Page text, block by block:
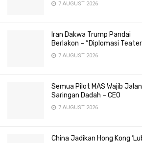
7 AUGUST 2026
Iran Dakwa Trump Pandai
Berlakon – “Diplomasi
7 AUGUST 2026
Semua Pilot MAS Wajib
Saringan Dadah – CEO
7 AUGUST 2026
China Jadikan Hong Kong